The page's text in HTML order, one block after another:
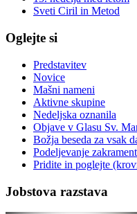
Sveti Ciril in Metod
Oglejte si
Predstavitev
Novice
Mašni nameni
Aktivne skupine
Nedeljska oznanila
Objave v Glasu Sv.
Božja beseda za vsak
Podeljevanje
Pridite in poglejte
Jobstova razstava